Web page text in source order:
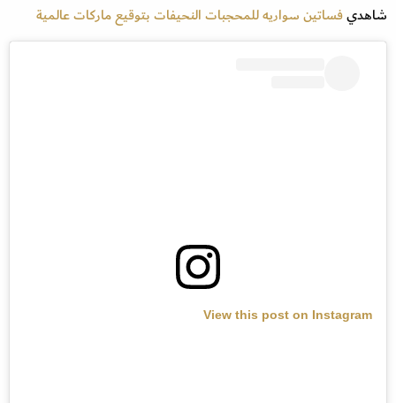
شاهديفساتين سواريه للمحجبات النحيفات بتوقيع ماركات عالمية
View this post on Instagram